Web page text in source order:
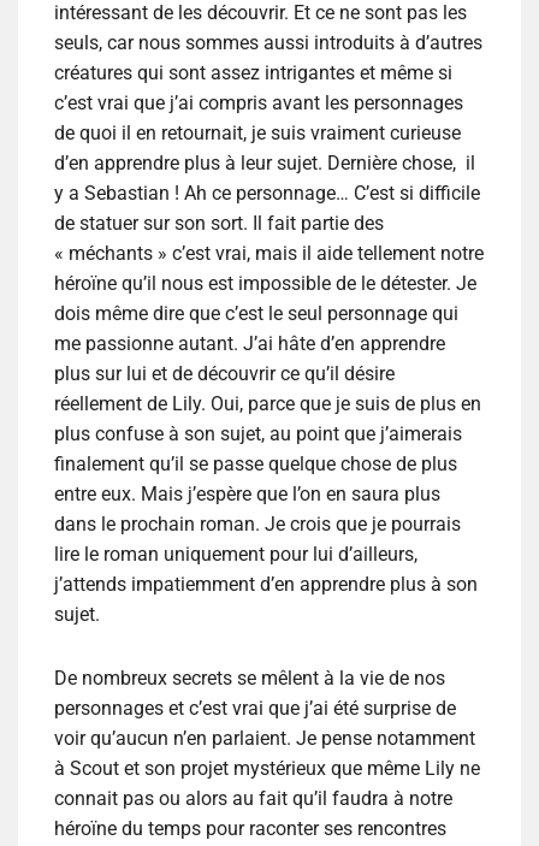
intéressant de les découvrir. Et ce ne sont pas les
seuls, car nous sommes aussi introduits à d’autres
créatures qui sont assez intrigantes et même si
c’est vrai que j’ai compris avant les personnages
de quoi il en retournait, je suis vraiment curieuse
d’en apprendre plus à leur sujet. Dernière chose, il
y a Sebastian ! Ah ce personnage… C’est si difficile
de statuer sur son sort. Il fait partie des
« méchants » c’est vrai, mais il aide tellement notre
héroïne qu’il nous est impossible de le détester. Je
dois même dire que c’est le seul personnage qui
me passionne autant. J’ai hâte d’en apprendre
plus sur lui et de découvrir ce qu’il désire
réellement de Lily. Oui, parce que je suis de plus en
plus confuse à son sujet, au point que j’aimerais
finalement qu’il se passe quelque chose de plus
entre eux. Mais j’espère que l’on en saura plus
dans le prochain roman. Je crois que je pourrais
lire le roman uniquement pour lui d’ailleurs,
j’attends impatiemment d’en apprendre plus à son
sujet.
De nombreux secrets se mêlent à la vie de nos
personnages et c’est vrai que j’ai été surprise de
voir qu’aucun n’en parlaient. Je pense notamment
à Scout et son projet mystérieux que même Lily ne
connait pas ou alors au fait qu’il faudra à notre
héroïne du temps pour raconter ses rencontres